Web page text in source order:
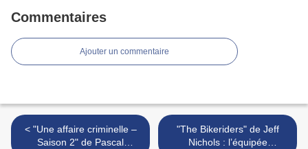
Commentaires
Ajouter un commentaire
< "Une affaire criminelle –
Saison 2" de Pascal
"The Bikeriders" de Jeff
Nichols : l’équipée